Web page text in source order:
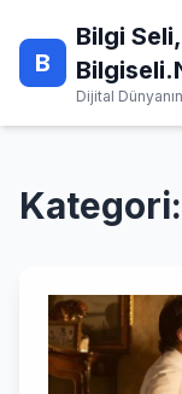
content
B
Bilgi
Dijital
Kategori: